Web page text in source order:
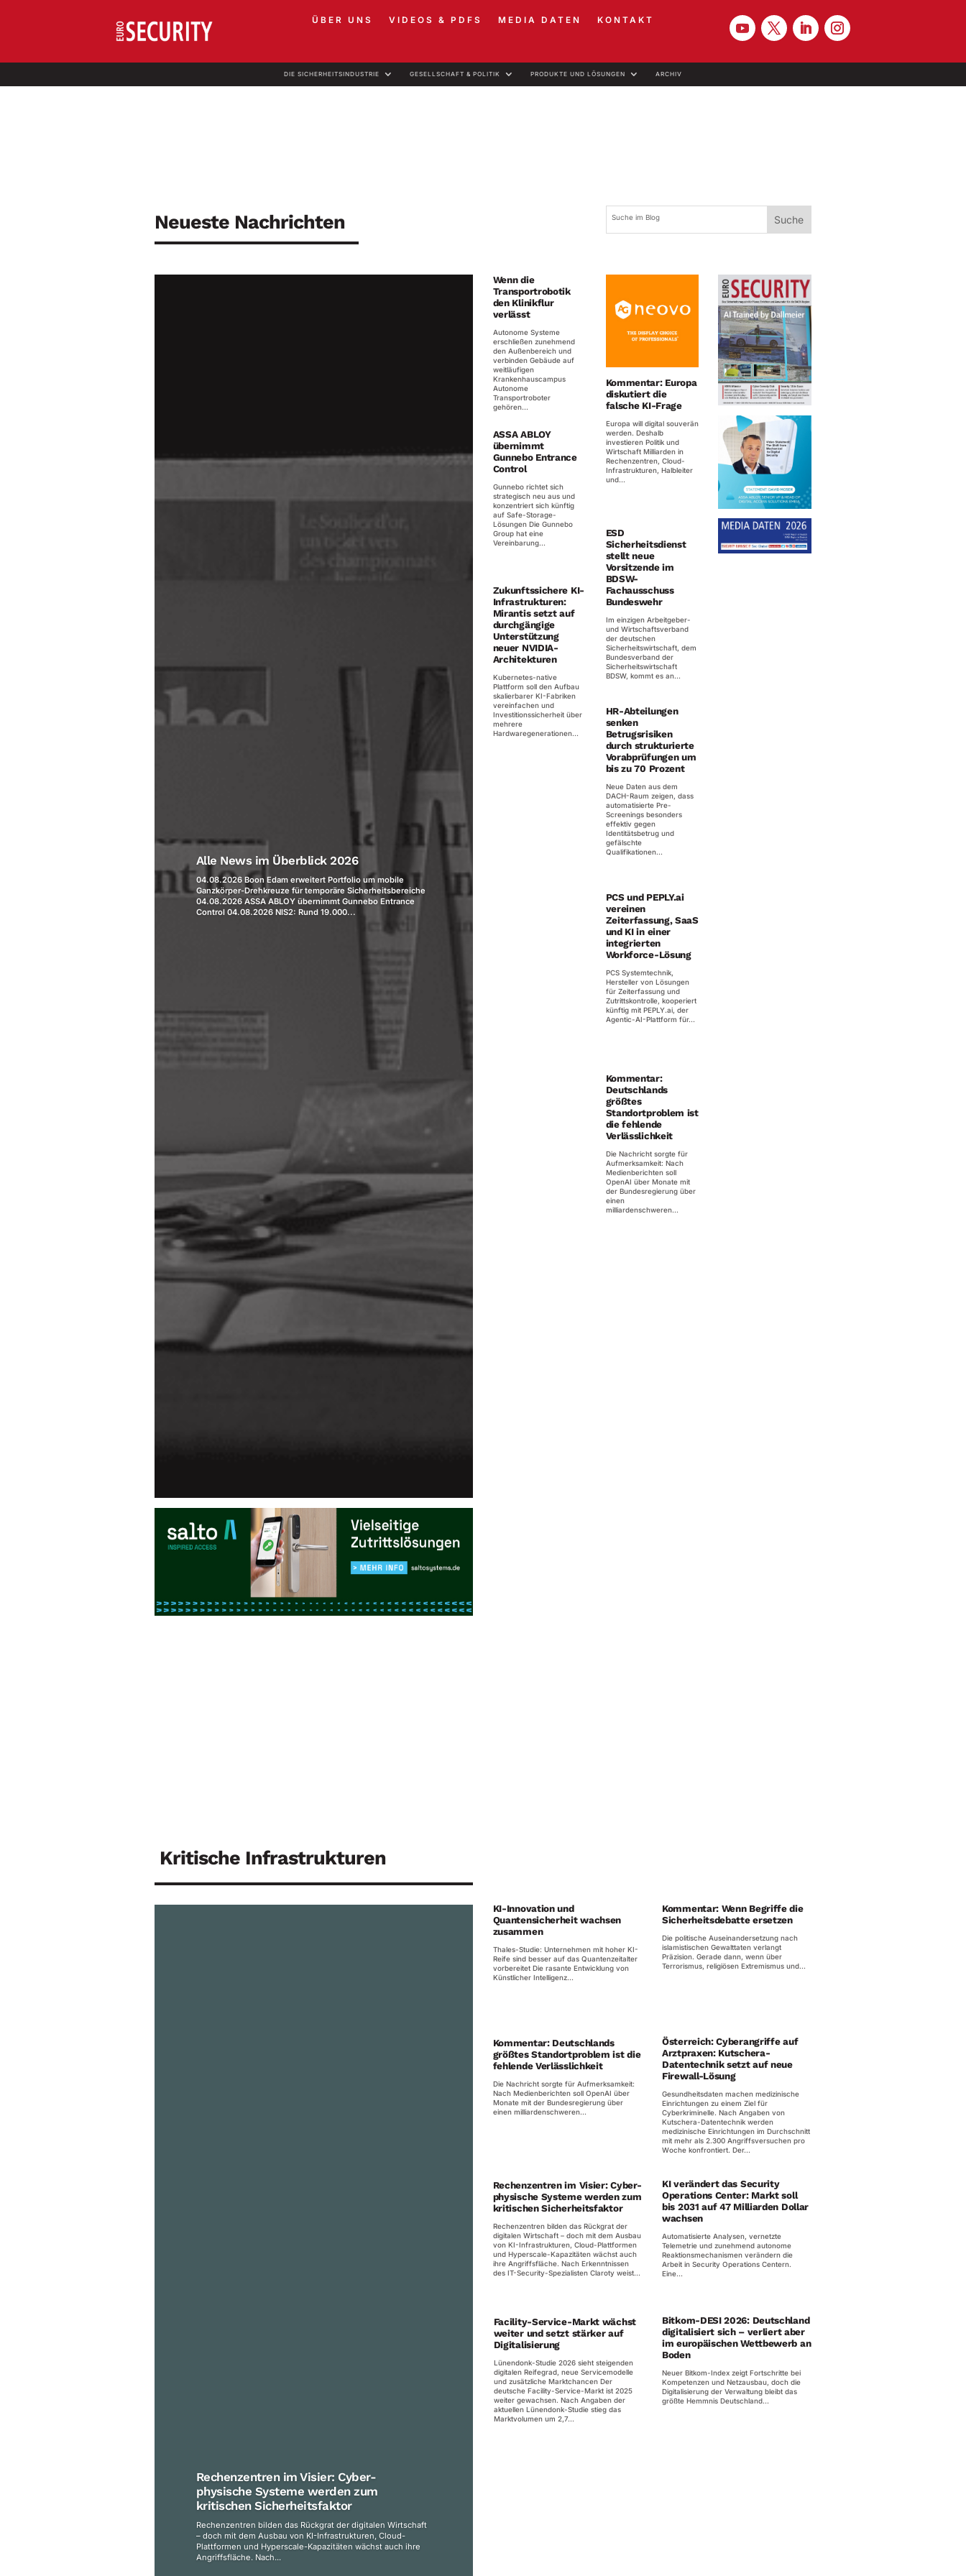
ÜBER UNS VIDEOS & PDFS MEDIA DATEN KONTAKT
DIE SICHERHEITSINDUSTRIE GESELLSCHAFT & POLITIK PRODUKTE UND LÖSUNGEN ARCHIV
Neueste Nachrichten
Alle News im Überblick 2026
04.08.2026 Boon Edam erweitert Portfolio um mobile
Ganzkörper-Drehkreuze für temporäre Sicherheitsbereiche
04.08.2026 ASSA ABLOY übernimmt Gunnebo Entrance
Control 04.08.2026 NIS2: Rund 19.000...
Wenn die
Transportrobotik
den Klinikflur
verlässt
Autonome Systeme
erschließen zunehmend
den Außenbereich und
verbinden Gebäude auf
weitläufigen
Krankenhauscampus
Autonome
Transportroboter
gehören...
ASSA ABLOY
übernimmt
Gunnebo Entrance
Control
Gunnebo richtet sich
strategisch neu aus und
konzentriert sich künftig
auf Safe-Storage-
Lösungen Die Gunnebo
Group hat eine
Vereinbarung...
Zukunftssichere KI-
Infrastrukturen:
Mirantis setzt auf
durchgängige
Unterstützung
neuer NVIDIA-
Architekturen
Kubernetes-native
Plattform soll den Aufbau
skalierbarer KI-Fabriken
vereinfachen und
Investitionssicherheit über
mehrere
Hardwaregenerationen...
Kommentar: Europa
diskutiert die
falsche KI-Frage
Europa will digital souverän
werden. Deshalb
investieren Politik und
Wirtschaft Milliarden in
Rechenzentren, Cloud-
Infrastrukturen, Halbleiter
und...
ESD
Sicherheitsdienst
stellt neue
Vorsitzende im
BDSW-
Fachausschuss
Bundeswehr
Im einzigen Arbeitgeber-
und Wirtschaftsverband
der deutschen
Sicherheitswirtschaft, dem
Bundesverband der
Sicherheitswirtschaft
BDSW, kommt es an...
HR-Abteilungen
senken
Betrugsrisiken
durch strukturierte
Vorabprüfungen um
bis zu 70 Prozent
Neue Daten aus dem
DACH-Raum zeigen, dass
automatisierte Pre-
Screenings besonders
effektiv gegen
Identitätsbetrug und
gefälschte
Qualifikationen...
PCS und PEPLY.ai
vereinen
Zeiterfassung, SaaS
und KI in einer
integrierten
Workforce-Lösung
PCS Systemtechnik,
Hersteller von Lösungen
für Zeiterfassung und
Zutrittskontrolle, kooperiert
künftig mit PEPLY.ai, der
Agentic-AI-Plattform für...
Kommentar:
Deutschlands
größtes
Standortproblem ist
die fehlende
Verlässlichkeit
Die Nachricht sorgte für
Aufmerksamkeit: Nach
Medienberichten soll
OpenAI über Monate mit
der Bundesregierung über
einen
milliardenschweren...
Kritische Infrastrukturen
Rechenzentren im Visier: Cyber-
physische Systeme werden zum
kritischen Sicherheitsfaktor
Rechenzentren bilden das Rückgrat der digitalen Wirtschaft
– doch mit dem Ausbau von KI-Infrastrukturen, Cloud-
Plattformen und Hyperscale-Kapazitäten wächst auch ihre
Angriffsfläche. Nach...
KI-Innovation und
Quantensicherheit wachsen
zusammen
Thales-Studie: Unternehmen mit hoher KI-
Reife sind besser auf das Quantenzeitalter
vorbereitet Die rasante Entwicklung von
Künstlicher Intelligenz...
Kommentar: Deutschlands
größtes Standortproblem ist die
fehlende Verlässlichkeit
Die Nachricht sorgte für Aufmerksamkeit:
Nach Medienberichten soll OpenAI über
Monate mit der Bundesregierung über
einen milliardenschweren...
Rechenzentren im Visier: Cyber-
physische Systeme werden zum
kritischen Sicherheitsfaktor
Rechenzentren bilden das Rückgrat der
digitalen Wirtschaft – doch mit dem Ausbau
von KI-Infrastrukturen, Cloud-Plattformen
und Hyperscale-Kapazitäten wächst auch
ihre Angriffsfläche. Nach Erkenntnissen
des IT-Security-Spezialisten Claroty weist...
Facility-Service-Markt wächst
weiter und setzt stärker auf
Digitalisierung
Lünendonk-Studie 2026 sieht steigenden
digitalen Reifegrad, neue Servicemodelle
und zusätzliche Marktchancen Der
deutsche Facility-Service-Markt ist 2025
weiter gewachsen. Nach Angaben der
aktuellen Lünendonk-Studie stieg das
Marktvolumen um 2,7...
Kommentar: Wenn Begriffe die
Sicherheitsdebatte ersetzen
Die politische Auseinandersetzung nach
islamistischen Gewalttaten verlangt
Präzision. Gerade dann, wenn über
Terrorismus, religiösen Extremismus und...
Österreich: Cyberangriffe auf
Arztpraxen: Kutschera-
Datentechnik setzt auf neue
Firewall-Lösung
Gesundheitsdaten machen medizinische
Einrichtungen zu einem Ziel für
Cyberkriminelle. Nach Angaben von
Kutschera-Datentechnik werden
medizinische Einrichtungen im Durchschnitt
mit mehr als 2.300 Angriffsversuchen pro
Woche konfrontiert. Der...
KI verändert das Security
Operations Center: Markt soll
bis 2031 auf 47 Milliarden Dollar
wachsen
Automatisierte Analysen, vernetzte
Telemetrie und zunehmend autonome
Reaktionsmechanismen verändern die
Arbeit in Security Operations Centern.
Eine...
Bitkom-DESI 2026: Deutschland
digitalisiert sich – verliert aber
im europäischen Wettbewerb an
Boden
Neuer Bitkom-Index zeigt Fortschritte bei
Kompetenzen und Netzausbau, doch die
Digitalisierung der Verwaltung bleibt das
größte Hemmnis Deutschland...